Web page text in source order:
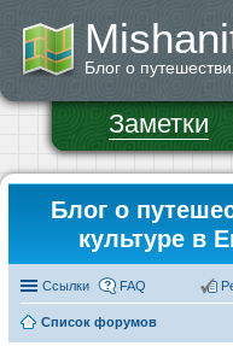
Блог о
Заметки
Блог о
культуре в
Ссылки FAQ
Список форумов